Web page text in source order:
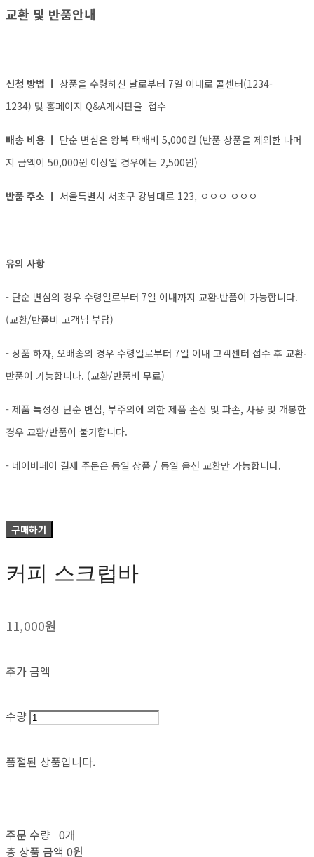
교환 및 반품안내
신청 방법 ㅣ 상품을 수령하신 날로부터 7일 이내로 콜센터(1234-
1234) 및 홈페이지 Q&A게시판을 접수
배송 비용 ㅣ 단순 변심은 왕복 택배비 5,000원 (반품 상품을 제외한 나머
지 금액이 50,000원 이상일 경우에는 2,500원)
반품 주소 ㅣ 서울특별시 서초구 강남대로 123, ㅇㅇㅇ ㅇㅇㅇ
유의 사항
- 단순 변심의 경우 수령일로부터 7일 이내까지 교환∙반품이 가능합니다.
(교환/반품비 고객님 부담)
- 상품 하자, 오배송의 경우 수령일로부터 7일 이내 고객센터 접수 후 교환∙
반품이 가능합니다. (교환/반품비 무료)
- 제품 특성상 단순 변심, 부주의에 의한 제품 손상 및 파손, 사용 및 개봉한
경우 교환/반품이 불가합니다.
- 네이버페이 결제 주문은 동일 상품 / 동일 옵션 교환만 가능합니다.
구매하기
커피 스크럽바
11,000원
추가 금액
수량
품절된 상품입니다.
주문 수량 0개
총 상품 금액 0원